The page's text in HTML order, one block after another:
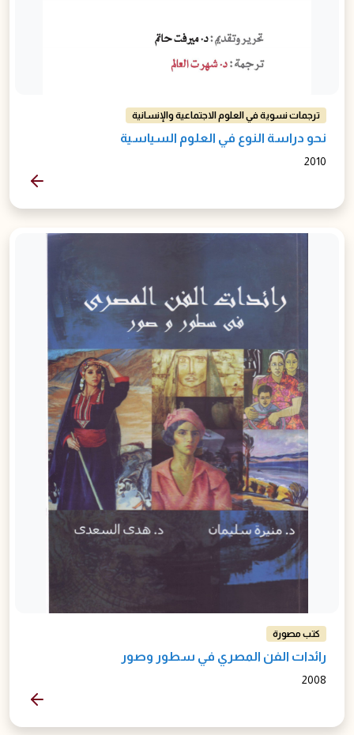
ترجمات نسوية في العلوم الاجتماعية والإنسانية
نحو دراسة النوع في العلوم السياسية
2010
المزيد
كتب مصورة
رائدات الفن المصري في سطور وصور
2008
المزيد